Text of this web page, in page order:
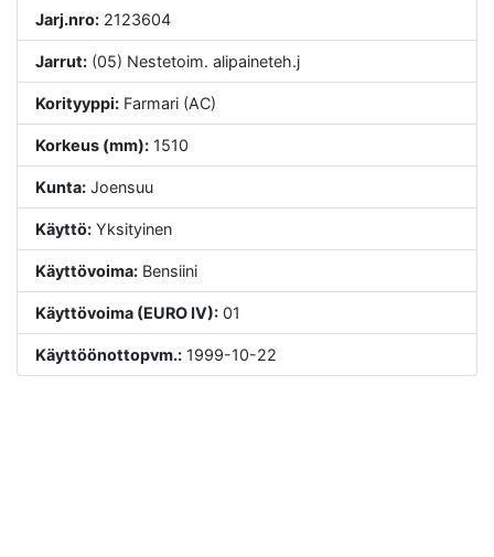
Jarj.nro: 2123604
Jarrut: (05) Nestetoim. alipaineteh.j
Korityyppi: Farmari (AC)
Korkeus (mm): 1510
Kunta: Joensuu
Käyttö: Yksityinen
Käyttövoima: Bensiini
Käyttövoima (EURO IV): 01
Käyttöönottopvm.: 1999-10-22